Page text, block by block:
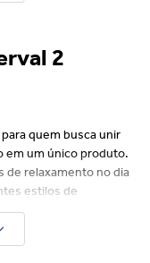
2
quem busca unir
um único produto.
relaxamento no dia
estilos de
mais compactos.
de uso, permitindo